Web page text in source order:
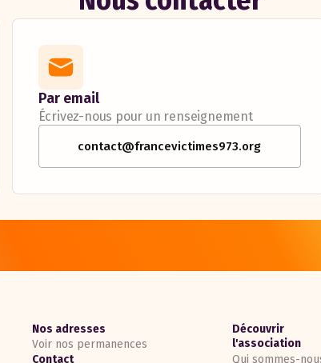
Par email
Écrivez-nous pour un renseignement
contact@francevictimes973.org
Nos adresses
Voir nos permanences
Contact
Découvrir
l'association
Qui sommes-